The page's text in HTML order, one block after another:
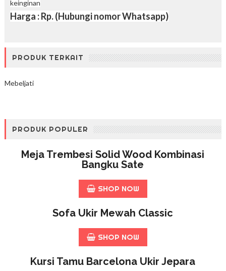
keinginan
Harga : Rp. (Hubungi nomor Whatsapp)
PRODUK TERKAIT
Mebeljati
PRODUK POPULER
Meja Trembesi Solid Wood Kombinasi
Bangku Sate
SHOP NOW
Sofa Ukir Mewah Classic
SHOP NOW
Kursi Tamu Barcelona Ukir Jepara